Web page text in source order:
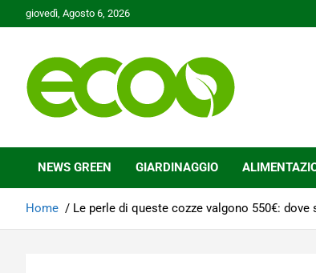
to
giovedì, Agosto 6, 2026
Ecoo.it
NEWS GREEN GIARDINAGGIO
Home Le perle di queste cozze valgono 550€: dove